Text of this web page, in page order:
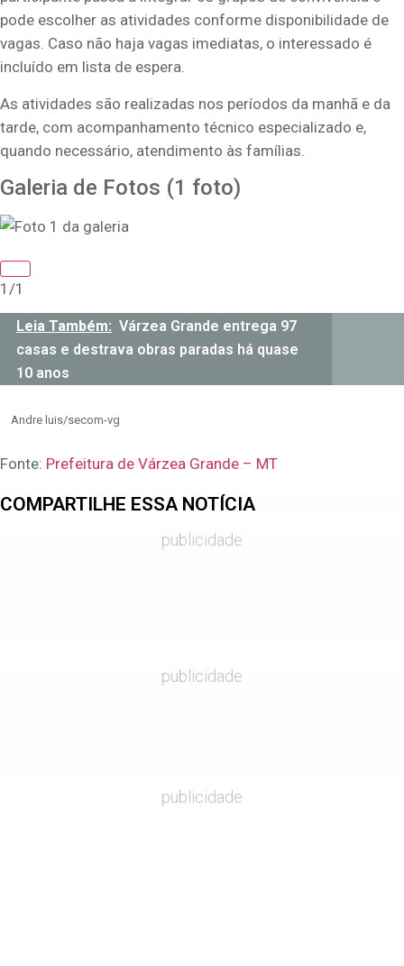
pode escolher as atividades conforme disponibilidade de
vagas. Caso não haja vagas imediatas, o interessado é
incluído em lista de espera.
As atividades são realizadas nos períodos da manhã e da
tarde, com acompanhamento técnico especializado e,
quando necessário, atendimento às famílias.
Galeria de Fotos (1 foto)
1/1
Leia Também: Várzea Grande entrega 97
casas e destrava obras paradas há quase
10 anos
Andre luis/secom-vg
Fonte: Prefeitura de Várzea Grande – MT
COMPARTILHE ESSA NOTÍCIA
publicidade
publicidade
publicidade